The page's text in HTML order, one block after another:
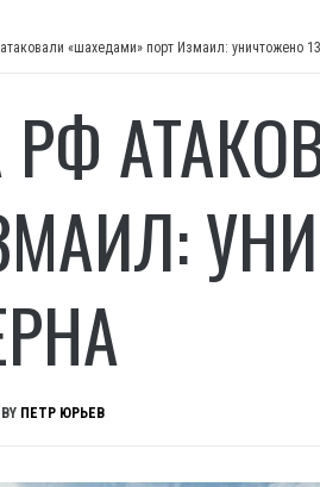
«шахедами» порт Измаил: уничтожено
BY ПЕТР ЮРЬЕВ